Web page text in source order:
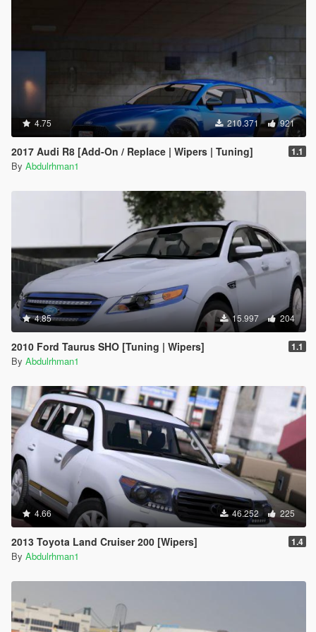
4.75 210.371 921
2017 Audi R8 [Add-On / Replace | Wipers | Tuning] 1.1
By Abdulrhman1
4.85 15.997 204
2010 Ford Taurus SHO [Tuning | Wipers] 1.1
By Abdulrhman1
4.66 46.252 225
2013 Toyota Land Cruiser 200 [Wipers] 1.4
By Abdulrhman1